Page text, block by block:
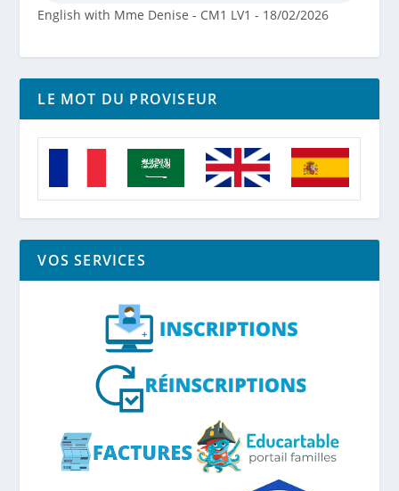
English with Mme Denise - CM1 LV1 - 18/02/2026
LE MOT DU PROVISEUR
VOS SERVICES